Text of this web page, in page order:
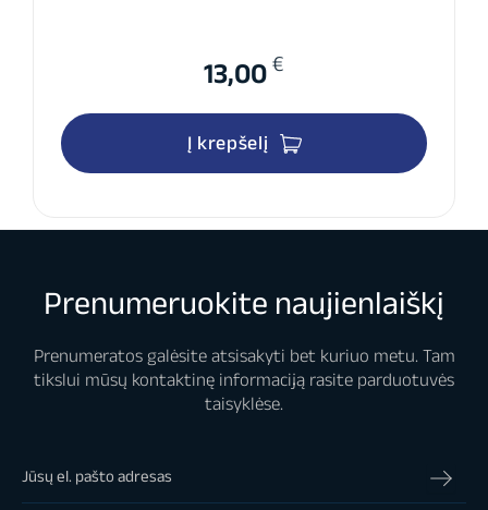
13,00 €
Į krepšelį
Prenumeruokite naujienlaiškį
Prenumeratos galėsite atsisakyti bet kuriuo metu. Tam
tikslui mūsų kontaktinę informaciją rasite parduotuvės
taisyklėse.